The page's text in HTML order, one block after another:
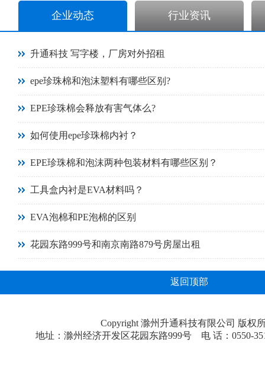
企业动态 行业资讯
升通科技 写字楼，厂房对外招租
epe珍珠棉和泡沫塑料有哪些区别?
EPE珍珠棉会释放有害气体么?
如何使用epe珍珠棉内衬？
EPE珍珠棉和泡沫两种包装材料有哪些区别？
工具盒内衬是EVA材料吗？
EVA泡棉和PE泡棉的区别
花园东路999号和南京南路879号房屋出租
返回顶部
Copyright 滁州升通科技有限公司 版权
地址：滁州经济开发区花园东路999号 电 话：0550-